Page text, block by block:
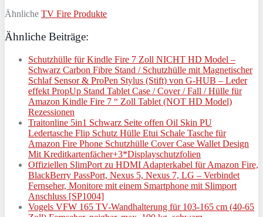
Ähnliche TV Fire Produkte
Ähnliche Beiträge:
Schutzhülle für Kindle Fire 7 Zoll NICHT HD Model –
Schwarz Carbon Fibre Stand / Schutzhülle mit Magnetischer
Schlaf Sensor & ProPen Stylus (Stift) von G-HUB – Leder
effekt PropUp Stand Tablet Case / Cover / Fall / Hülle für
Amazon Kindle Fire 7 “ Zoll Tablet (NOT HD Model)
Rezessionen
Traitonline 5in1 Schwarz Seite offen Oil Skin PU
Ledertasche Flip Schutz Hülle Etui Schale Tasche für
Amazon Fire Phone Schutzhülle Cover Case Wallet Design
Mit Kreditkartenfächer+3*Displayschutzfolien
Offiziellen SlimPort zu HDMI Adapterkabel für Amazon Fire,
BlackBerry PassPort, Nexus 5, Nexus 7, LG – Verbindet
Fernseher, Monitore mit einem Smartphone mit Slimport
Anschluss [SP1004]
Vogels VFW 165 TV-Wandhalterung für 103-165 cm (40-65